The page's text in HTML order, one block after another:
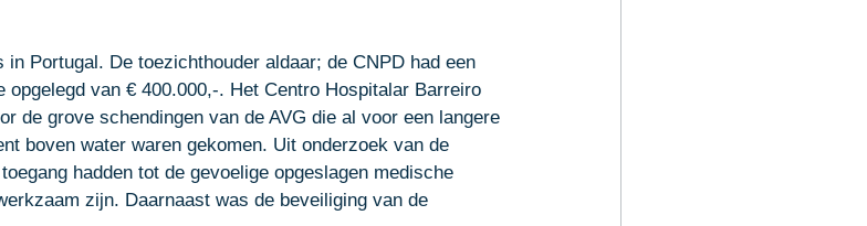
Portugal. De toezichthouder aldaar; de CNPD had een
van € 400.000,-. Het Centro Hospitalar Barreiro
de grove schendingen van de AVG die al voor een langere
boven water waren gekomen. Uit onderzoek van de
hadden tot de gevoelige opgeslagen medische
zijn. Daarnaast was de beveiliging van de